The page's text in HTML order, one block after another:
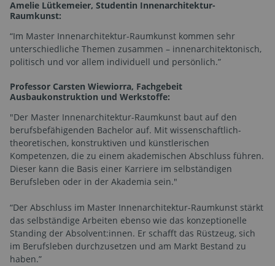
Amelie Lütkemeier, Studentin Innenarchitektur-
Raumkunst:
“Im Master Innenarchitektur-Raumkunst kommen sehr
unterschiedliche Themen zusammen – innenarchitektonisch,
politisch und vor allem individuell und persönlich.”
Professor Carsten Wiewiorra, Fachgebeit
Ausbaukonstruktion und Werkstoffe:
"Der Master Innenarchitektur-Raumkunst baut auf den
berufsbefähigenden Bachelor auf. Mit wissenschaftlich-
theoretischen, konstruktiven und künstlerischen
Kompetenzen, die zu einem akademischen Abschluss führen.
Dieser kann die Basis einer Karriere im selbständigen
Berufsleben oder in der Akademia sein."
“Der Abschluss im Master Innenarchitektur-Raumkunst stärkt
das selbständige Arbeiten ebenso wie das konzeptionelle
Standing der Absolvent:innen. Er schafft das Rüstzeug, sich
im Berufsleben durchzusetzen und am Markt Bestand zu
haben.”